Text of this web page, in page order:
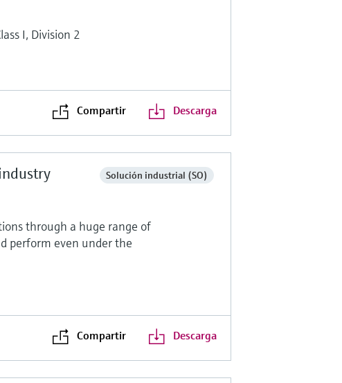
I, Division 2
Compartir Descarga
Solución industrial (SO)
through a huge range of
perform even under the
Compartir Descarga